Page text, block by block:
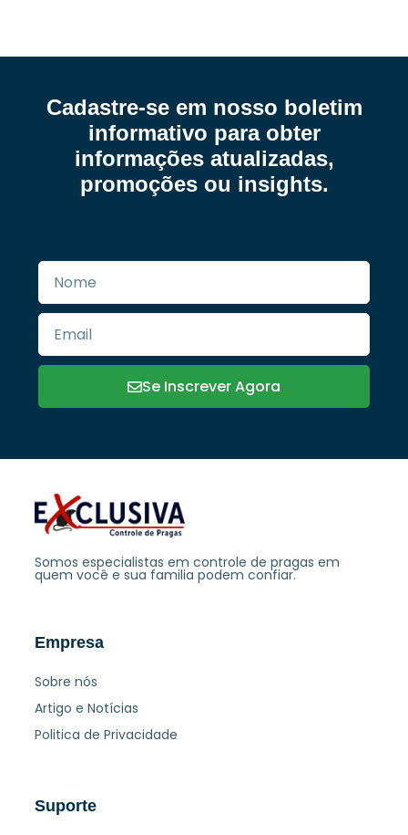
Cadastre-se em nosso boletim
informativo para obter
informações atualizadas,
promoções ou insights.​
Se Inscrever Agora
Somos especialistas em controle de pragas em
quem você e sua familia podem confiar.
Empresa
Sobre nós
Artigo e Notícias
Politica de Privacidade
Suporte